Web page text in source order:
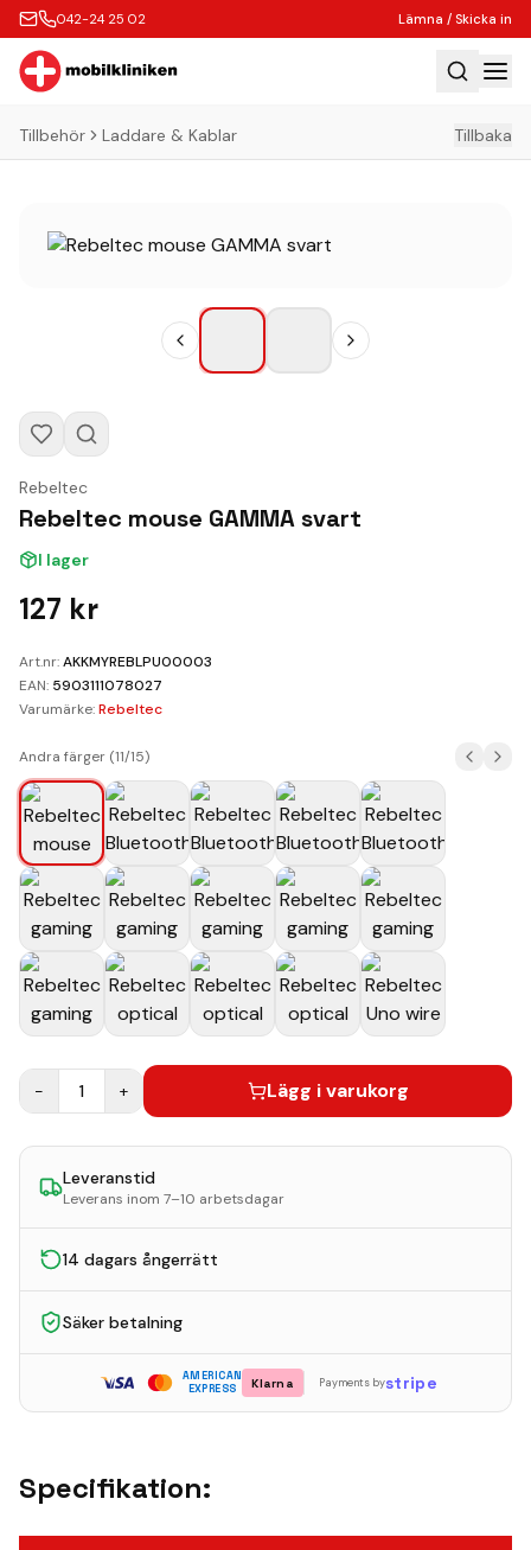
042-24 25 02 Lämna / Skicka in
Hem
Köp
Lämna / Skicka in
Butik
Kontakt
Tillbehör Laddare & Kablar Tillbaka
Rebeltec
Rebeltec mouse GAMMA svart
I lager
127 kr
Art.nr:AKKMYREBLPU00003
EAN: 5903111078027
Varumärke:Rebeltec
Andra färger (11/15)
− 1 + Lägg i varukorg
Leveranstid
Leverans inom 7–10 arbetsdagar
14 dagars ångerrätt
Säker betalning
AMERICAN
EXPRESS
Klarna Payments bystripe
Specifikation: